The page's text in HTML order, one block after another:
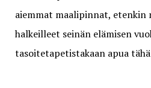
aiemmat maalipinnat, etenkin
halkeilleet seinän elämisen
tasoitetapetistakaan apua